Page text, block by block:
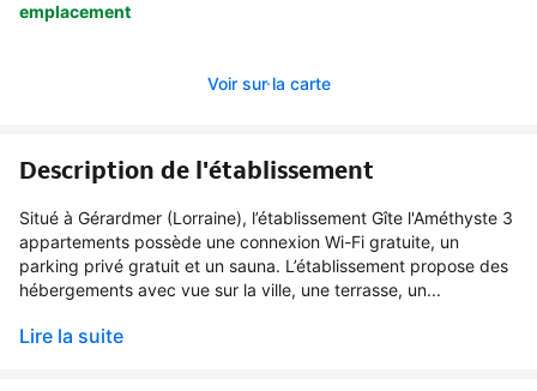
emplacement
Voir sur la carte
Description de l'établissement
Situé à Gérardmer (Lorraine), l’établissement Gîte l'Améthyste 3
appartements possède une connexion Wi-Fi gratuite, un
parking privé gratuit et un sauna. L’établissement propose des
hébergements avec vue sur la ville, une terrasse, un...
Lire la suite